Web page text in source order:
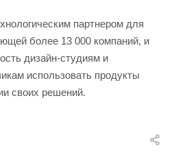
партнером для
более 13 000 компаний, и
дизайн-студиям и
использовать продукты
своих решений.